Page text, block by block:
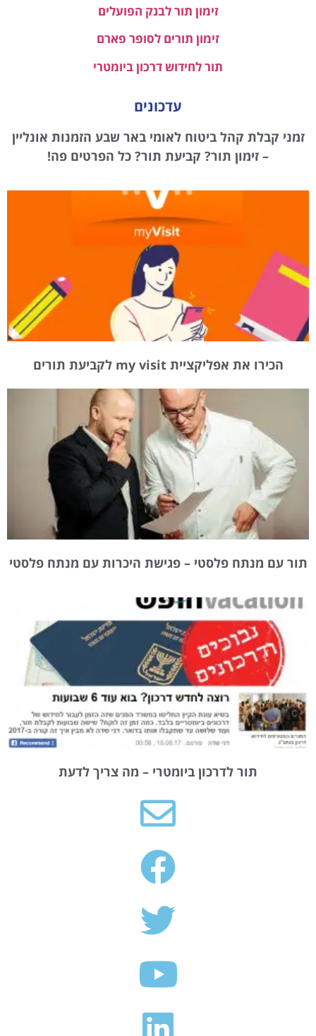
זימון תור לבנק הפועלים
זימון תורים לסופר פארם
תור לחידוש דרכון ביומטרי
עדכונים
זמני קבלת קהל ביטוח לאומי באר שבע הזמנות אונליין
– זימון תור? קביעת תור? כל הפרטים פה!
הכירו את אפליקציית my visit לקביעת תורים
תור עם מנתח פלסטי – פגישת היכרות עם מנתח פלסטי
תור לדרכון ביומטרי – מה צריך לדעת